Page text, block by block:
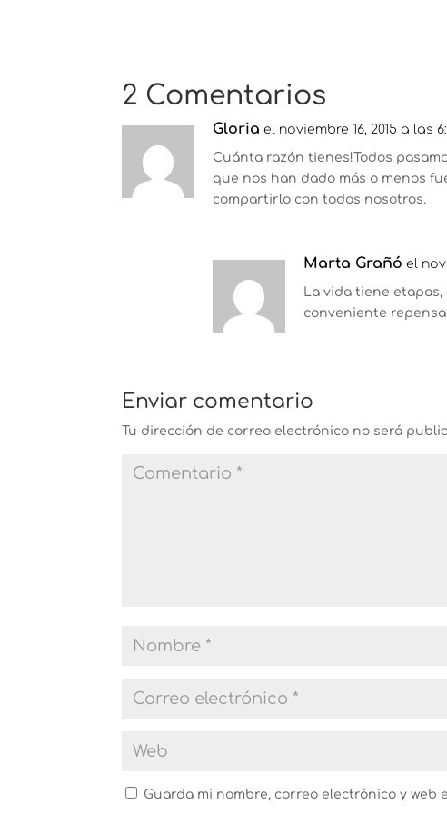
2 Comentarios
Gloria el noviembre 16, 2015 a las
Cuánta razón tienes!Todos
que nos han dado más o menos
compartirlo con todos nosotros.
Marta Grañó el
La vida tiene
conveniente
Enviar comentario
Tu dirección de correo electrónico no será
Guarda mi nombre, correo electrónico y